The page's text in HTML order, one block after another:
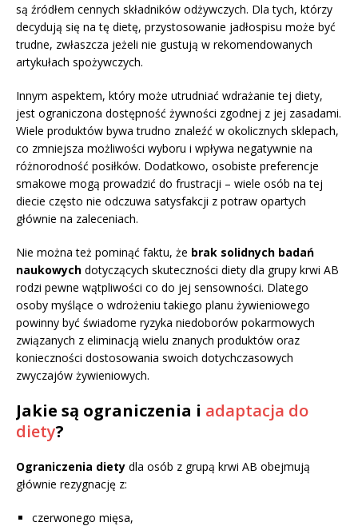
są źródłem cennych składników odżywczych. Dla tych, którzy
decydują się na tę dietę, przystosowanie jadłospisu może być
trudne, zwłaszcza jeżeli nie gustują w rekomendowanych
artykułach spożywczych.
Innym aspektem, który może utrudniać wdrażanie tej diety,
jest ograniczona dostępność żywności zgodnej z jej zasadami.
Wiele produktów bywa trudno znaleźć w okolicznych sklepach,
co zmniejsza możliwości wyboru i wpływa negatywnie na
różnorodność posiłków. Dodatkowo, osobiste preferencje
smakowe mogą prowadzić do frustracji – wiele osób na tej
diecie często nie odczuwa satysfakcji z potraw opartych
głównie na zaleceniach.
Nie można też pominąć faktu, że brak solidnych badań
naukowych dotyczących skuteczności diety dla grupy krwi AB
rodzi pewne wątpliwości co do jej sensowności. Dlatego
osoby myślące o wdrożeniu takiego planu żywieniowego
powinny być świadome ryzyka niedoborów pokarmowych
związanych z eliminacją wielu znanych produktów oraz
konieczności dostosowania swoich dotychczasowych
zwyczajów żywieniowych.
Jakie są ograniczenia i adaptacja do
diety?
Ograniczenia diety dla osób z grupą krwi AB obejmują
głównie rezygnację z:
czerwonego mięsa,